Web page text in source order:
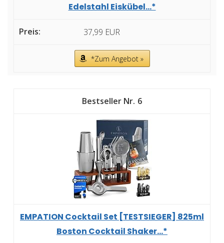
Edelstahl Eiskübel...*
37,99 EUR
*Zum Angebot »
6
EMPATION Cocktail Set [TESTSIEGER] 825ml
Boston Cocktail Shaker...*